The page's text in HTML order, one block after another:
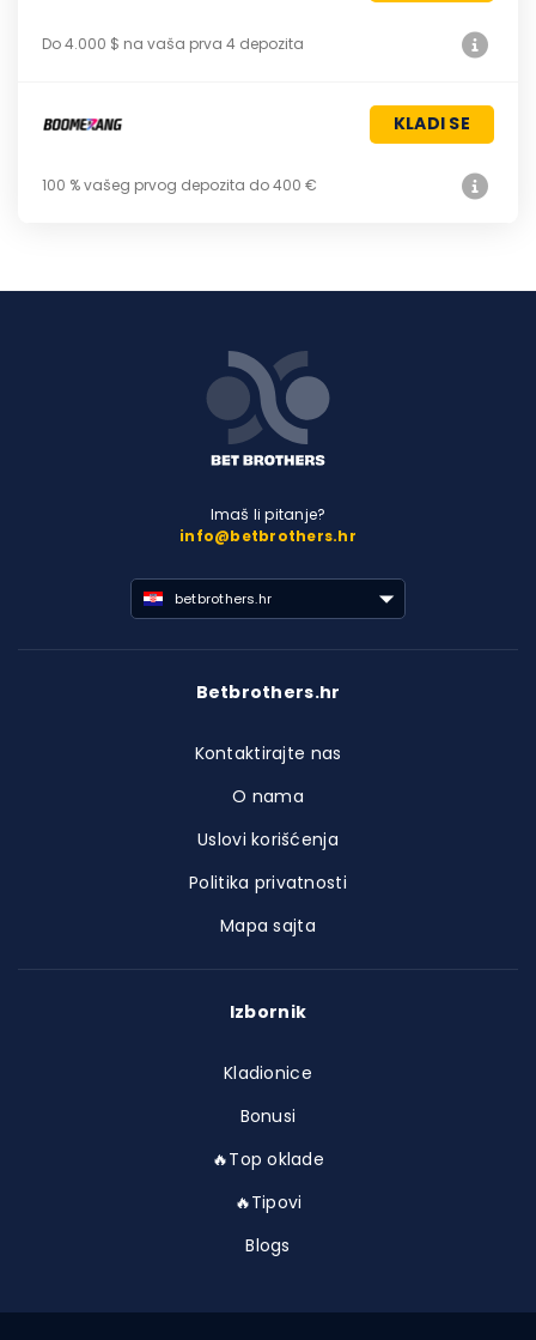
Do 4.000 $ na vaša prva 4 depozita
KLADI SE
100 % vašeg prvog depozita do 400 €
Imaš li pitanje?
info@betbrothers.hr
betbrothers.hr
Betbrothers.hr
Kontaktirajte nas
O nama
Uslovi korišćenja
Politika privatnosti
Mapa sajta
Izbornik
Kladionice
Bonusi
🔥Top oklade
🔥Tipovi
Blogs